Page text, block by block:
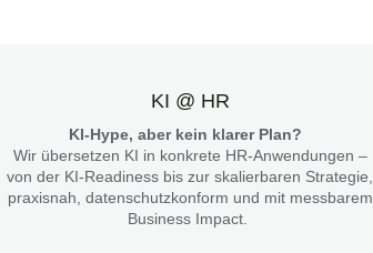
KI @ HR
KI-Hype, aber kein klarer Plan?
Wir übersetzen KI in konkrete HR-Anwendungen –
von der KI-Readiness bis zur skalierbaren Strategie,
praxisnah, datenschutzkonform und mit messbarem
Business Impact.